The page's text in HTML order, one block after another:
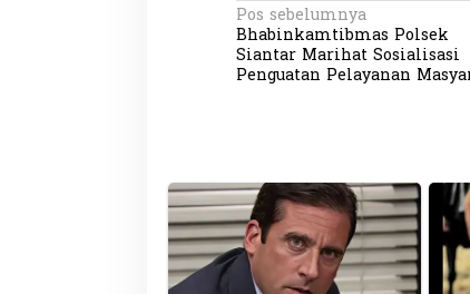
N
a
v
a
s
i
p
Pos sebelumnya
Bhabinkamtibmas Polsek
Siantar Marihat Sosialisasi
Penguatan Pelayanan